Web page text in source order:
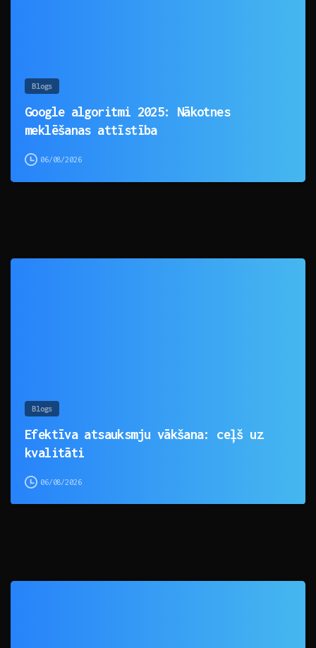
Blogs
Google algoritmi 2025: Nākotnes
meklēšanas attīstība
06/08/2026
Blogs
Efektīva atsauksmju vākšana: ceļš uz
kvalitāti
06/08/2026